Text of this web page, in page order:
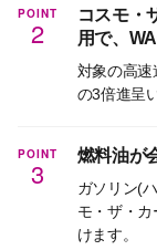
POINT
2
コスモ・
用で、
対象の高速
の3倍進呈
POINT
3
燃料油が
ガソリン(
モ・ザ・
けます。